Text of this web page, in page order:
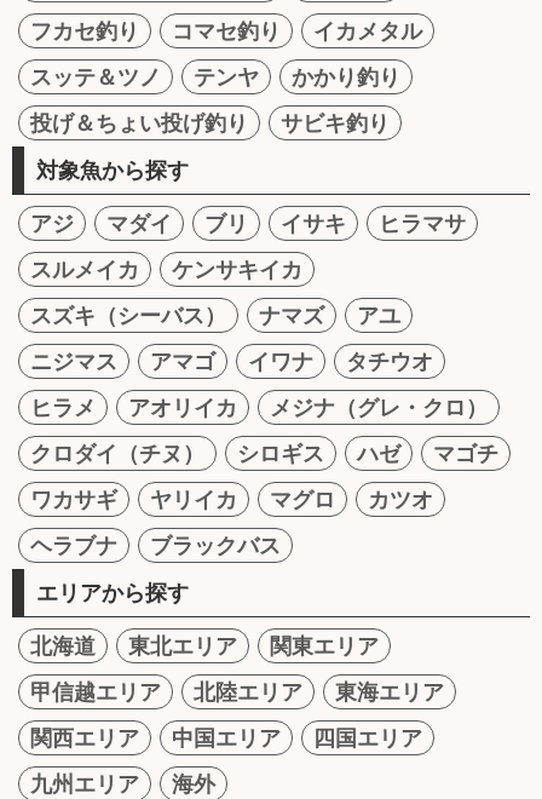
フカセ釣り
コマセ釣り
イカメタル
スッテ＆ツノ
テンヤ
かかり釣り
投げ＆ちょい投げ釣り
サビキ釣り
対象魚から探す
アジ マダイ ブリ イサキ
ヒラマサ
スルメイカ
ケンサキイカ
スズキ（シーバス）
ナマズ
アユ
ニジマス
アマゴ イワナ
タチウオ
ヒラメ
アオリイカ
メジナ（グレ・クロ）
クロダイ（チヌ）
シロギス ハゼ
マゴチ
ワカサギ
ヤリイカ マグロ
カツオ
ヘラブナ
ブラックバス
エリアから探す
北海道 東北エリア
関東エリア
甲信越エリア
北陸エリア
東海エリア
関西エリア
中国エリア
四国エリア
九州エリア
海外